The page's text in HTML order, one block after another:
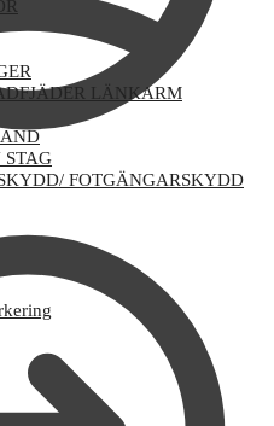
LÄNKARM
STAG
FOTGÄNGARSKYDD